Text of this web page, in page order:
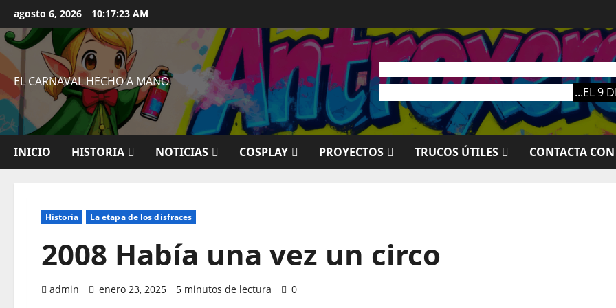
al
contenido
agosto 6, 2026 10:17:24 AM
EL CARNAVAL HECHO A MANO
...EL 9
INICIO HISTORIA NOTICIAS COSPLAY PROYECTOS TRUCOS ÚTILES CONTACTA
Historia La etapa de los disfraces
2008 Había una vez un circo
admin enero 23, 2025 5 minutos de lectura 0